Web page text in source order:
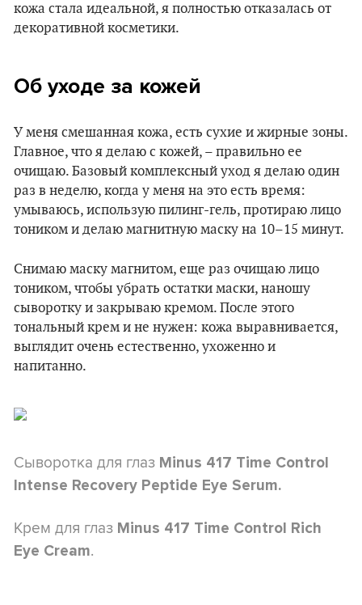
кожа стала идеальной, я полностью отказалась от
декоративной косметики.
Об уходе за кожей
У меня смешанная кожа, есть сухие и жирные зоны.
Главное, что я делаю с кожей, – правильно ее
очищаю. Базовый комплексный уход я делаю один
раз в неделю, когда у меня на это есть время:
умываюсь, использую пилинг-гель, протираю лицо
тоником и делаю магнитную маску на 10–15 минут.
Снимаю маску магнитом, еще раз очищаю лицо
тоником, чтобы убрать остатки маски, наношу
сыворотку и закрываю кремом. После этого
тональный крем и не нужен: кожа выравнивается,
выглядит очень естественно, ухоженно и
напитанно.
Сыворотка для глаз Minus 417 Time Control
Intense Recovery Peptide Eye Serum.
Крем для глаз Minus 417 Time Control Rich
Eye Cream.